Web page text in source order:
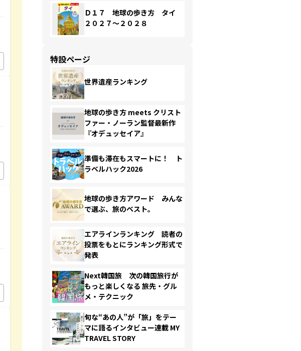
Ｄ１７ 地球の歩き方 タイ
２０２７～２０２８
特設ページ
世界遺産ランキング
地球の歩き方 meets クリスト
ファー・ノーラン監督最新作
『オデュッセイア』
準備も滞在もスマートに！ ト
ラベルハック2026
地球の歩き方アワード みんな
で選ぶ、旅のベスト。
エアラインランキング 読者の
投票をもとにランキング形式で
発表
Next韓国旅 次の韓国旅行が
もっと楽しくなる 旅先・グル
メ・テクニック
旬な“あの人”が「旅」をテー
マに語るインタビュー連載 MY
TRAVEL STORY